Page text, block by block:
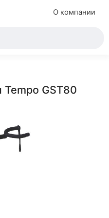
О компании
Tempo GST80